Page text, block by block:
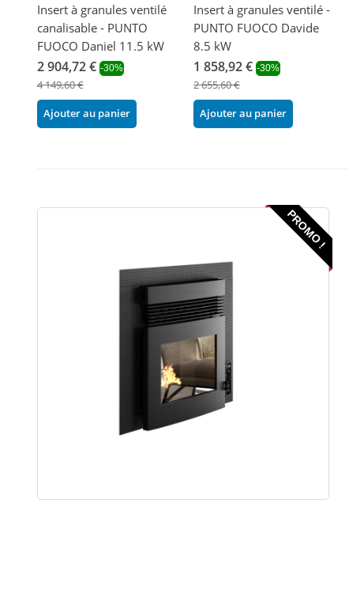
Insert à granules ventilé
canalisable - PUNTO
FUOCO Daniel 11.5 kW
2 904,72 € -30%
4 149,60 €
Ajouter au panier
Insert à granules ventilé -
PUNTO FUOCO Davide
8.5 kW
1 858,92 € -30%
2 655,60 €
Ajouter au panier
PROMO !